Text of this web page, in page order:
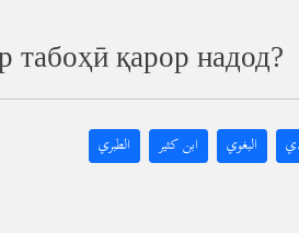
қарор надод?
البغوي ابن كثير الطبري